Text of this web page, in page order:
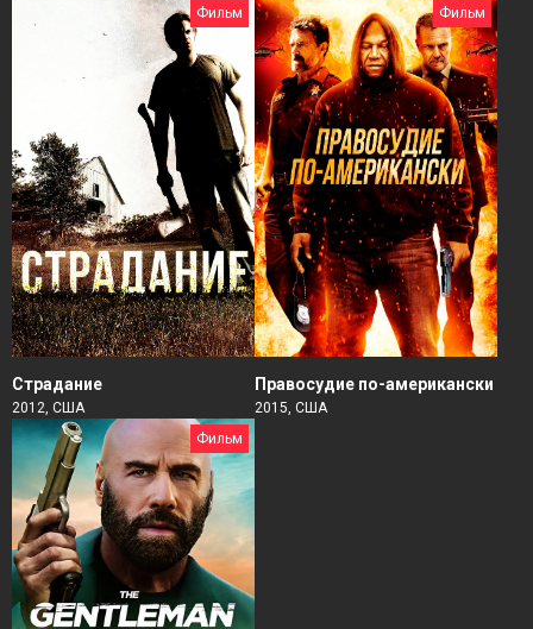
Фильм
Страдание
2012, США
Фильм
Правосудие по-американски
2015, США
Фильм